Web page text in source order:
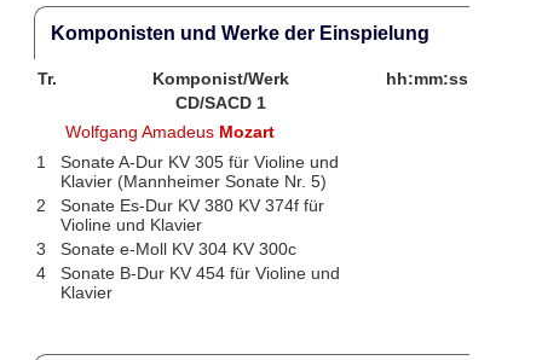
Komponisten und Werke der Einspielung
Tr. Komponist/Werk
hh:mm:ss
CD/SACD 1
Wolfgang Amadeus Mozart
1
Sonate A-Dur KV 305 für Violine und
Klavier (Mannheimer Sonate Nr. 5)
2
Sonate Es-Dur KV 380 KV 374f für
Violine und Klavier
3
Sonate e-Moll KV 304 KV 300c
4
Sonate B-Dur KV 454 für Violine und
Klavier